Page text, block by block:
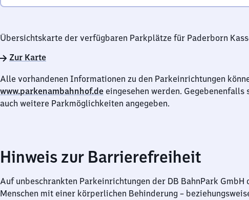
Übersichtskarte der verfügbaren Parkplätze für Paderborn
Zur Karte
Alle vorhandenen Informationen zu den Parkeinrichtungen
www.parkenambahnhof.de eingesehen werden. Gegebenenfalls
auch weitere Parkmöglichkeiten angegeben.
Hinweis zur Barrierefreiheit
Auf unbeschrankten Parkeinrichtungen der DB BahnPark GmbH
Menschen mit einer körperlichen Behinderung –